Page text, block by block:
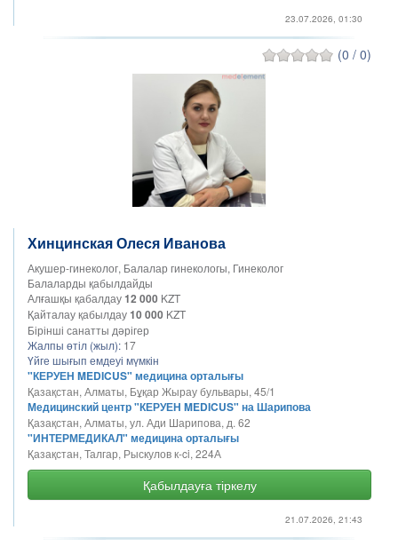
23.07.2026, 01:30
(0 / 0)
Хинцинская Олеся Иванова
Акушер-гинеколог, Балалар гинекологы, Гинеколог
Балаларды қабылдайды
Алғашқы қабалдау12 000 KZT
Қайталау қабылдау10 000 KZT
Бірінші санатты дәрігер
Жалпы өтіл (жыл): 17
Үйге шығып емдеуі мүмкін
"КЕРУЕН MEDICUS" медицина орталығы
Қазақстан, Алматы, Бұқар Жырау бульвары, 45/1
Медицинский центр "КЕРУЕН MEDICUS" на Шарипова
Қазақстан, Алматы, ул. Ади Шарипова, д. 62
"ИНТЕРМЕДИКАЛ" медицина орталығы
Қазақстан, Талгар, Рыскулов к-ci, 224А
Қабылдауға тіркелу
21.07.2026, 21:43